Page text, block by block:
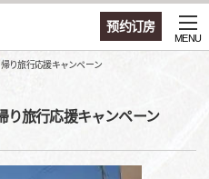
预约订房
MENU
り旅行応援キャンペーン
り旅行応援キャンペーン